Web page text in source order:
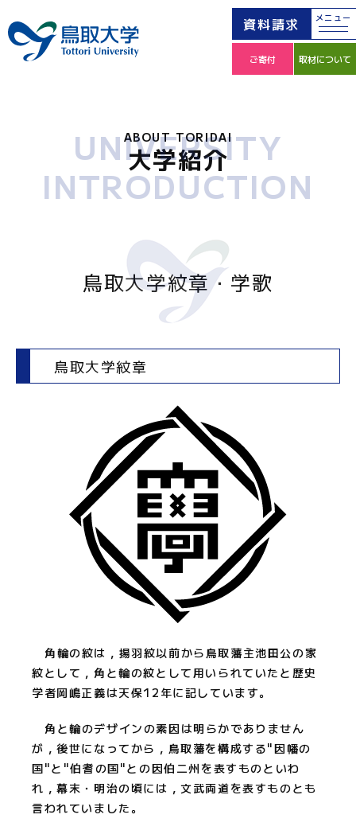
資料請求 メニュー
ご寄付 取材について
ABOUT TORIDAI
大学紹介
UNIVERSITY
INTRODUCTION
鳥取大学紋章・学歌
鳥取大学紋章
角輪の紋は，揚羽紋以前から鳥取藩主池田公の家
紋として，角と輪の紋として用いられていたと歴史
学者岡嶋正義は天保12年に記しています。
角と輪のデザインの素因は明らかでありません
が，後世になってから，鳥取藩を構成する"因幡の
国"と"伯耆の国"との因伯二州を表すものといわ
れ，幕末・明治の頃には，文武両道を表すものとも
言われていました。